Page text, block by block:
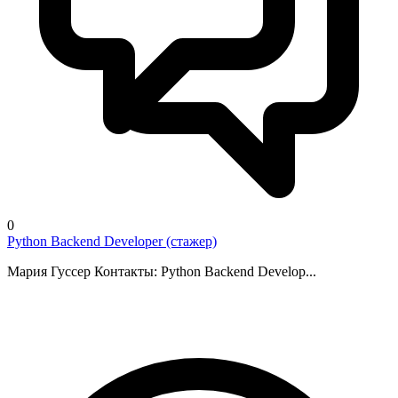
0
Python Backend Developer (стажер)
Мария Гуссер Контакты: Python Backend Develop...